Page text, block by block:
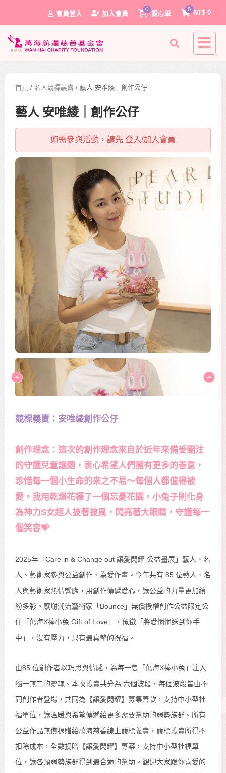
會員登入 加入會員
0
愛心車
0
NT$ 0
0
首頁 / 名人競標義賣 / 藝人 安唯綾｜創作公仔
藝人 安唯綾｜創作公仔
如需參與活動，請先 登入/加入會員
競標義賣：安唯綾創作公仔
創作理念：這次的創作理念來自於近年來備受關注
的守護兒童議題，衷心希望人們擁有更多的善意，
珍惜每一個小生命的來之不易～每個人都值得被
愛。我用乾燥花種了一個忘憂花園，小兔子則化身
為神力S女超人披著披風，閃亮著大眼睛，守護每一
個笑容💝
2025年「Care in & Change out 讓愛閃耀 公益畫展」藝人、名
人、藝術家參與公益創作、為愛作畫。今年共有 85 位藝人、名
人與藝術家熱情響應，用創作傳遞愛心，讓公益的力量更加繽
紛多彩。感謝潮流藝術家「Bounce」無償授權創作公益限定公
仔「萬海X棒小兔 Gift of Love」，象徵「將愛悄悄送到你手
中」，沒有壓力，只有最真摯的祝福。
由85 位創作者以巧思與情感，為每一隻「萬海X棒小兔」注入
獨一無二的靈魂。本次義賣共分為 六個波段，每個波段皆由不
同創作者登場，共同為【讓愛閃耀】募集善款，支持中小型社
福單位，讓溫暖與希望傳遞給更多需要幫助的弱勢族群。所有
公益作品無償捐贈給萬海慈善線上競標義賣，競標義賣所得不
扣除成本，全數捐贈【讓愛閃耀】專案，支持中小型社福單
位，讓各類弱勢族群得到最合適的幫助。觀迎大家跟你喜愛的